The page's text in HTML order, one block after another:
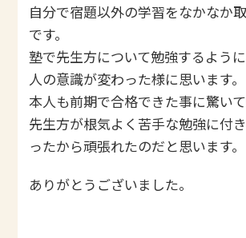
自分で宿題以外の学習をなかなか
です。
塾で先生方について勉強するよう
人の意識が変わった様に思います。
本人も前期で合格できた事に驚いて
先生方が根気よく苦手な勉強に付
ったから頑張れたのだと思います。
ありがとうございました。